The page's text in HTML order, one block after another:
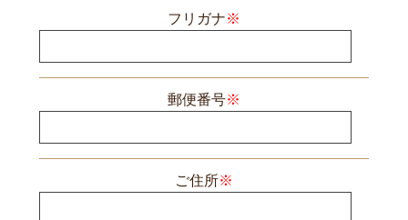
フリガナ※
郵便番号※
ご住所※